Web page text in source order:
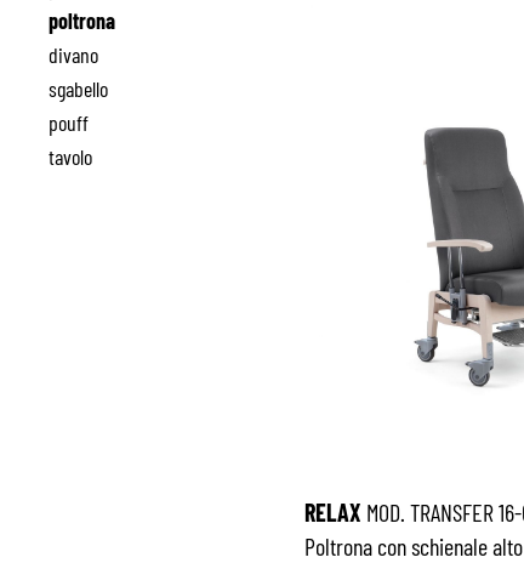
poltrona
divano
sgabello
pouff
tavolo
RELAX MOD. TRANSFER
Poltrona con schienale